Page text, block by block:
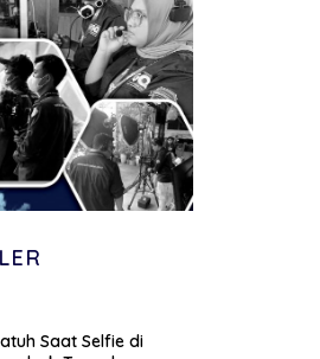
Saat Selfie di